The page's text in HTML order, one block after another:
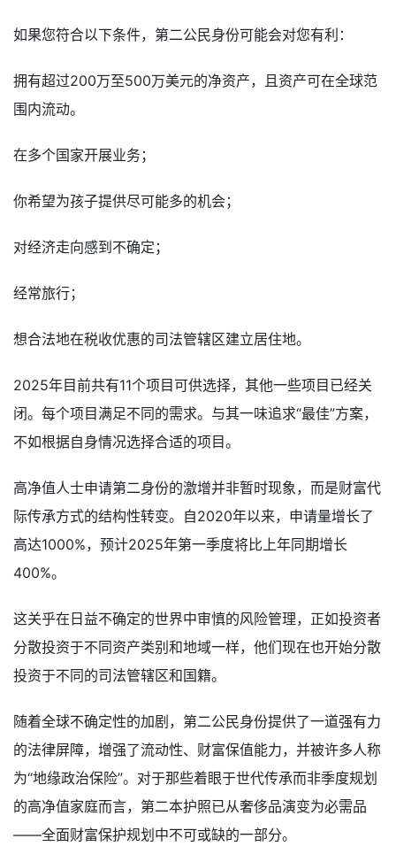
如果您符合以下条件，第二公民身份可能会对您有利：
拥有超过200万至500万美元的净资产，且资产可在全球范
围内流动。
在多个国家开展业务；
你希望为孩子提供尽可能多的机会；
对经济走向感到不确定；
经常旅行；
想合法地在税收优惠的司法管辖区建立居住地。
2025年目前共有11个项目可供选择，其他一些项目已经关
闭。每个项目满足不同的需求。与其一味追求“最佳”方案，
不如根据自身情况选择合适的项目。
高净值人士申请第二身份的激增并非暂时现象，而是财富代
际传承方式的结构性转变。自2020年以来，申请量增长了
高达1000%，预计2025年第一季度将比上年同期增长
400%。
这关乎在日益不确定的世界中审慎的风险管理，正如投资者
分散投资于不同资产类别和地域一样，他们现在也开始分散
投资于不同的司法管辖区和国籍。
随着全球不确定性的加剧，第二公民身份提供了一道强有力
的法律屏障，增强了流动性、财富保值能力，并被许多人称
为“地缘政治保险”。对于那些着眼于世代传承而非季度规划
的高净值家庭而言，第二本护照已从奢侈品演变为必需品
——全面财富保护规划中不可或缺的一部分。